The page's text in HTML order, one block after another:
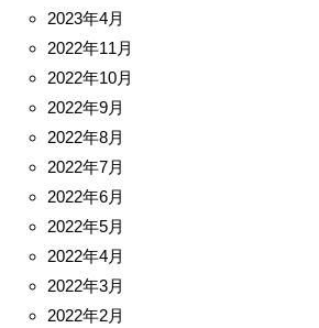
2023年4月
2022年11月
2022年10月
2022年9月
2022年8月
2022年7月
2022年6月
2022年5月
2022年4月
2022年3月
2022年2月